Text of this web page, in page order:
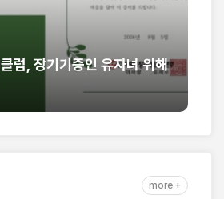
럽, 장기기증인 유자녀 위해
more +